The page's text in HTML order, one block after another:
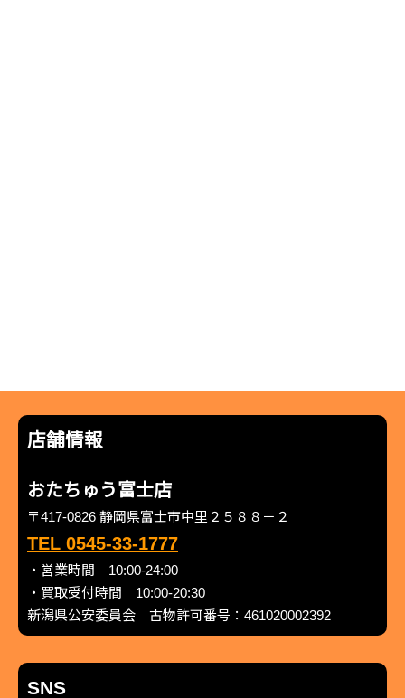
店舗情報
おたちゅう富士店
〒417-0826 静岡県富士市中里２５８８－２
TEL 0545-33-1777
・営業時間 10:00-24:00
・買取受付時間 10:00-20:30
新潟県公安委員会 古物許可番号：461020002392
SNS